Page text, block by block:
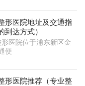
形医院地址及交通指
到达方式）
形医院位于浦东新区金
便
形医院推荐（专业整